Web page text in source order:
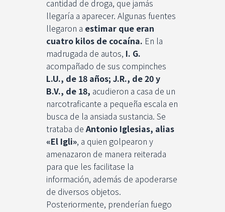
cantidad de droga, que jamás
llegaría a aparecer. Algunas fuentes
llegaron a estimar que eran
cuatro kilos de cocaína. En la
madrugada de autos, I. G.
acompañado de sus compinches
L.U., de 18 años; J.R., de 20 y
B.V., de 18, acudieron a casa de un
narcotraficante a pequeña escala en
busca de la ansiada sustancia. Se
trataba deAntonio Iglesias, alias
«El Igli», a quien golpearon y
amenazaron de manera reiterada
para que les facilitase la
información, además de apoderarse
de diversos objetos.
Posteriormente, prenderían fuego